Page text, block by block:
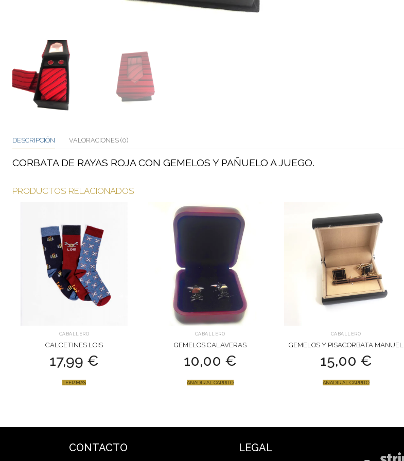
DESCRIPCIÓN VALORACIONES (0)
CORBATA DE RAYAS ROJA CON GEMELOS Y PAÑUELO A JUEGO.
PRODUCTOS RELACIONADOS
CABALLERO
CALCETINES LOIS
17,99 €
LEER MÁS
CABALLERO
GEMELOS CALAVERAS
10,00 €
AÑADIR AL CARRITO
CABALLERO
GEMELOS Y PISACORBATA MANUEL
15,00 €
AÑADIR AL CARRITO
CONTACTO LEGAL